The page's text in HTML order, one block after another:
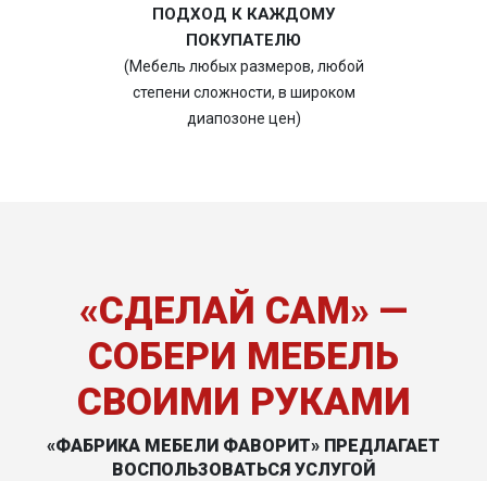
ПОДХОД К КАЖДОМУ
ПОКУПАТЕЛЮ
(Мебель любых размеров, любой
степени сложности, в широком
диапозоне цен)
«СДЕЛАЙ САМ» —
СОБЕРИ МЕБЕЛЬ
СВОИМИ РУКАМИ
«ФАБРИКА МЕБЕЛИ ФАВОРИТ» ПРЕДЛАГАЕТ
ВОСПОЛЬЗОВАТЬСЯ УСЛУГОЙ